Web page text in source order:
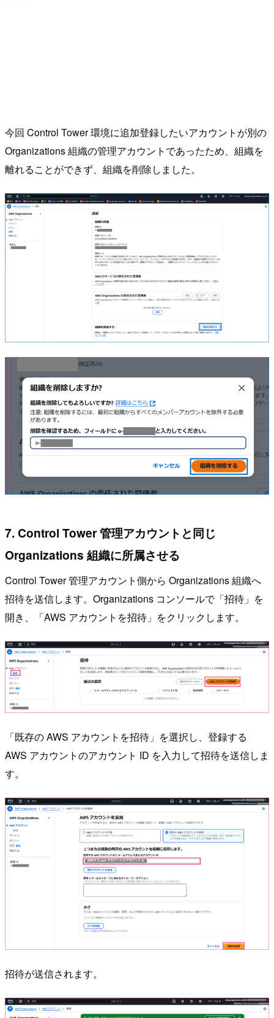
今回 Control Tower 環境に追加登録したいアカウントが別の
Organizations 組織の管理アカウントであったため、組織を
離れることができず、組織を削除しました。
7. Control Tower 管理アカウントと同じ
Organizations 組織に所属させる
Control Tower 管理アカウント側から Organizations 組織へ
招待を送信します。Organizations コンソールで「招待」を
開き、「AWS アカウントを招待」をクリックします。
「既存の AWS アカウントを招待」を選択し、登録する
AWS アカウントのアカウント ID を入力して招待を送信しま
す。
招待が送信されます。